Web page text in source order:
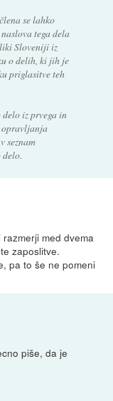
se lahko
tega dela
Sloveniji iz
o delih, ki jih je
priglasitve teh
iz prvega in
opravljanja
seznam
med dvema
zaposlitve.
pa to še ne pomeni
piše, da je